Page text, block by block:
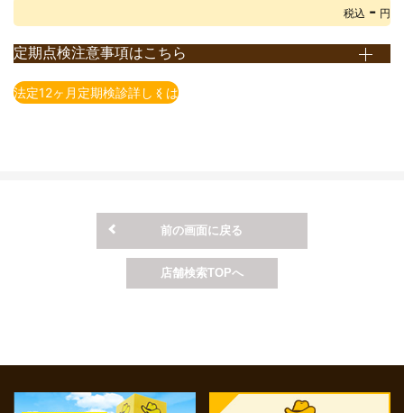
現在の税額となります)
※自賠責保険料は2023年4月1日現在の保険料となります。
※印紙代は2026年4月1日現在の料金となります。
税込 - 円
定期点検注意事項はこちら
は、使用用途や車種によって異なります。
※上記価格表は当店での価格となります。店舗により価格が異なり
ますので予めご了承ください。
※上記価格は税込表示となります。
※上記価格は基本価格（追加整備が発生しない場合）となります。
法定12ヶ月定期検診詳しくは
前の画面に戻る
店舗検索TOPへ